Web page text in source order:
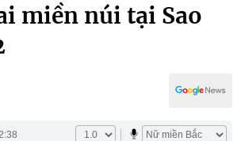
trí
miền núi tại Sao
2:38